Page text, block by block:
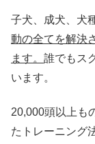
子犬、成犬、犬
動の全てを解決
ます。 誰でもス
います。
20,000頭以上も
たトレーニング